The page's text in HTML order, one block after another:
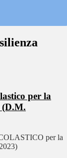
per la
(D.M.
per la